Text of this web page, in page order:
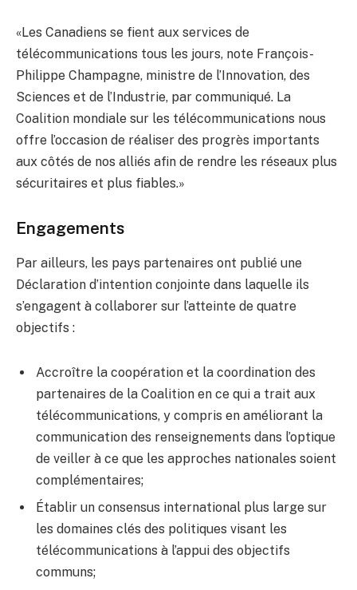
«Les Canadiens se fient aux services de
télécommunications tous les jours, note François-
Philippe Champagne, ministre de l’Innovation, des
Sciences et de l’Industrie, par communiqué. La
Coalition mondiale sur les télécommunications nous
offre l’occasion de réaliser des progrès importants
aux côtés de nos alliés afin de rendre les réseaux plus
sécuritaires et plus fiables.»
Engagements
Par ailleurs, les pays partenaires ont publié une
Déclaration d’intention conjointe dans laquelle ils
s’engagent à collaborer sur l’atteinte de quatre
objectifs :
Accroître la coopération et la coordination des
partenaires de la Coalition en ce qui a trait aux
télécommunications, y compris en améliorant la
communication des renseignements dans l’optique
de veiller à ce que les approches nationales soient
complémentaires;
Établir un consensus international plus large sur
les domaines clés des politiques visant les
télécommunications à l’appui des objectifs
communs;